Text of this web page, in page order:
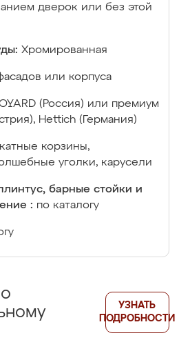
дверок или без этой
Хромированная
или корпуса
(Россия) или премиум
Hettich (Германия)
корзины,
уголки, карусели
барные стойки и
: по каталогу
УЗНАТЬ
ПОДРОБНОСТИ